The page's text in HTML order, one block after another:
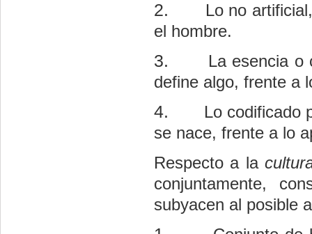
2.
Lo no
el hombre.
3.
La esencia o
define algo, frente a
4.
Lo codificado
se nace, frente a lo
Respecto a la
conjuntamente,
subyacen al posible